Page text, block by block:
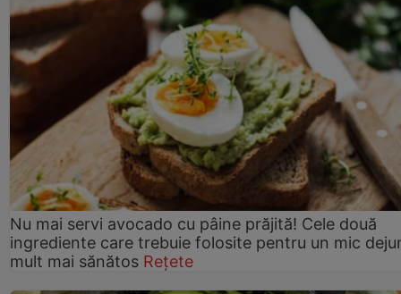
Nu mai servi avocado cu pâine prăjită! Cele două
ingrediente care trebuie folosite pentru un mic
mult mai sănătos Rețete